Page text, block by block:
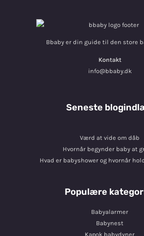
Bbaby er din guide til den store
Kontakt
info@bbaby.dk
Seneste
Værd at vide om dåb
Hvornår begynder baby at
Hvad er babyshower og hvornår
Populære
Babyalarmer
Babynest
Kapok babydyner